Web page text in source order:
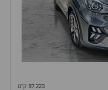
97,223 ק"מ